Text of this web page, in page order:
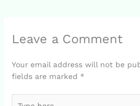
Leave a Comment
Your email address will not be
fields are marked *